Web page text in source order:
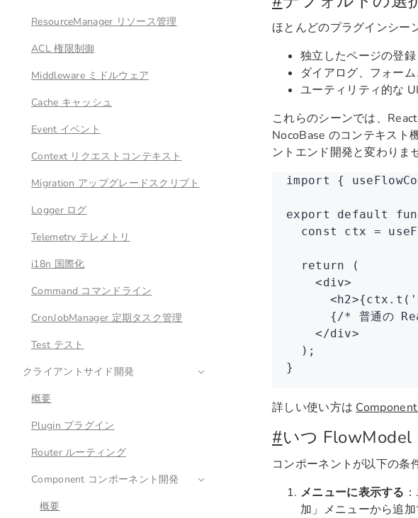
ResourceManager リソース管理
ACL 権限制御
Middleware ミドルウェア
Cache キャッシュ
Event イベント
Context リクエストコンテキスト
Migration アップグレードスクリプト
Logger ログ
Telemetry テレメトリ
i18n 国際化
Command コマンドライン
CronJobManager 定期タスク管理
Test テスト
クライアントサイド開発
概要
Plugin プラグイン
Router ルーティング
Component コンポーネント開発
概要
ほとんどのプラグインシー
独立したページの登
ダイアログ、フォー
ユーティリティ的な
これらのシーンでは、
NocoBase のコンテキスト
ントエンド開発と変わりま
import {
export default
  const
ctx =
  return
(
    <
div>
      <
h2>{ctx .t (
      {
/* 普通の
    </
div>
  );
}
詳しい使い方は
#いつ FlowModel
コンポーネントが以下の条
メニューに表示する
加」メニューから追